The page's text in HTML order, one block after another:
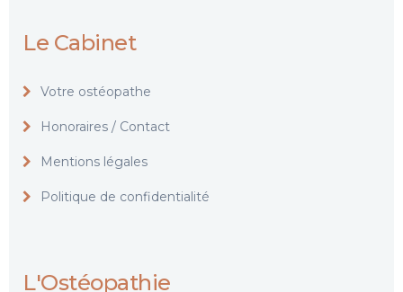
Le Cabinet
Votre ostéopathe
Honoraires / Contact
Mentions légales
Politique de confidentialité
L'Ostéopathie